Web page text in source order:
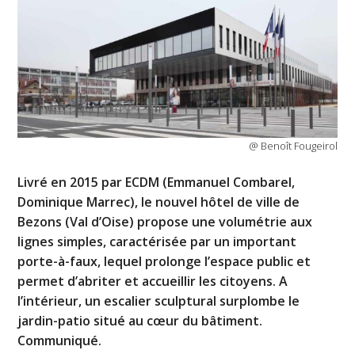
@ Benoît Fougeirol
Livré en 2015 par ECDM (Emmanuel Combarel,
Dominique Marrec), le nouvel hôtel de ville de
Bezons (Val d’Oise) propose une volumétrie aux
lignes simples, caractérisée par un important
porte-à-faux, lequel prolonge l’espace public et
permet d’abriter et accueillir les citoyens. A
l’intérieur, un escalier sculptural surplombe le
jardin-patio situé au cœur du bâtiment.
Communiqué.